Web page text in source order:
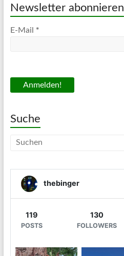
Newsletter abonnieren
E-Mail *
Suche